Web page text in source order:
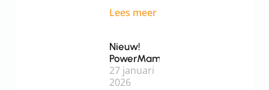
Lees meer
Nieuw!
PowerMama
27 januari
2026